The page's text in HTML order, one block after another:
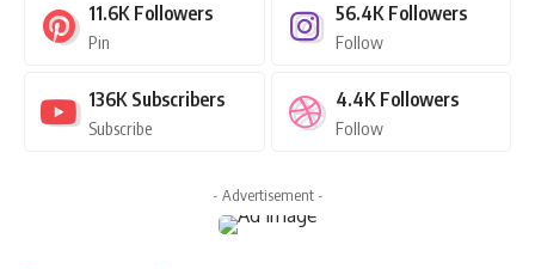
11.6K Followers
Pin
56.4K Followers
Follow
136K Subscribers
Subscribe
4.4K Followers
Follow
- Advertisement -